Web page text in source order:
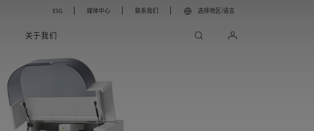
关于我们
ESG 媒体中心 联系我们 选择地区/语言